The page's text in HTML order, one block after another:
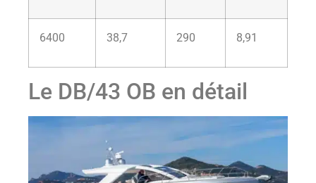
6400 38,7 290 8,91
Le DB/43 OB en détail